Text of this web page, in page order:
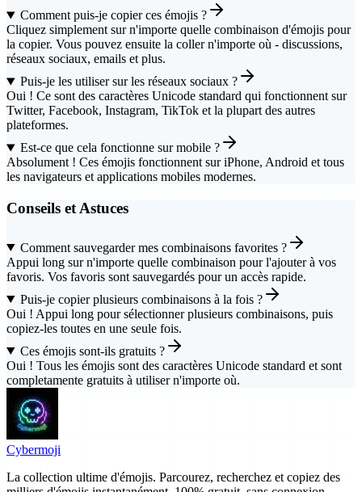
Comment puis-je copier ces émojis ?
Cliquez simplement sur n'importe quelle combinaison d'émojis pour
la copier. Vous pouvez ensuite la coller n'importe où - discussions,
réseaux sociaux, emails et plus.
Puis-je les utiliser sur les réseaux sociaux ?
Oui ! Ce sont des caractères Unicode standard qui fonctionnent sur
Twitter, Facebook, Instagram, TikTok et la plupart des autres
plateformes.
Est-ce que cela fonctionne sur mobile ?
Absolument ! Ces émojis fonctionnent sur iPhone, Android et tous
les navigateurs et applications mobiles modernes.
Conseils et Astuces
Comment sauvegarder mes combinaisons favorites ?
Appui long sur n'importe quelle combinaison pour l'ajouter à vos
favoris. Vos favoris sont sauvegardés pour un accès rapide.
Puis-je copier plusieurs combinaisons à la fois ?
Oui ! Appui long pour sélectionner plusieurs combinaisons, puis
copiez-les toutes en une seule fois.
Ces émojis sont-ils gratuits ?
Oui ! Tous les émojis sont des caractères Unicode standard et sont
completamente gratuits à utiliser n'importe où.
Cybermoji
La collection ultime d'émojis. Parcourez, recherchez et copiez des